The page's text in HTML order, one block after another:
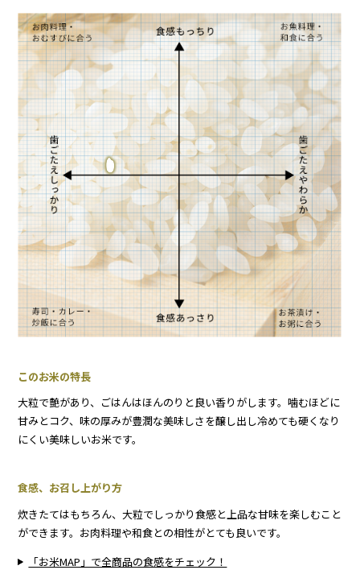
このお米の特長
大粒で艶があり、ごはんはほんのりと良い香りがします。噛むほどに
甘みとコク、味の厚みが豊潤な美味しさを醸し出し冷めても硬くなり
にくい美味しいお米です。
食感、お召し上がり方
炊きたてはもちろん、大粒でしっかり食感と上品な甘味を楽しむこと
ができます。お肉料理や和食との相性がとても良いです。
「お米MAP」で全商品の食感をチェック！